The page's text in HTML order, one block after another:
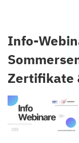
Info-
Zertifikate